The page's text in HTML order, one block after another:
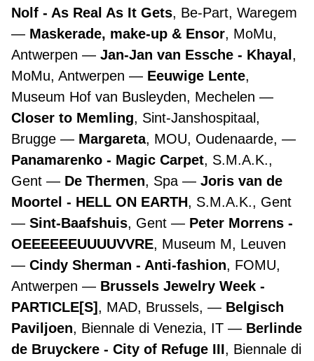
Nolf - As Real As It Gets, Be-Part, Waregem
Maskerade, make-up & Ensor, MoMu,
Antwerpen
Jan-Jan van Essche - Khayal ,
MoMu, Antwerpen
Eeuwige Lente,
Museum Hof van Busleyden, Mechelen
Closer to Memling, Sint-Janshospitaal,
Brugge
Margareta, MOU, Oudenaarde,
Panamarenko - Magic Carpet, S.M.A.K.,
Gent
De Thermen, Spa
Joris van de
Moortel - HELL ON EARTH, S.M.A.K., Gent
Sint-Baafshuis, Gent
Peter Morrens -
OEEEEEEUUUUVVRE, Museum M, Leuven
Cindy Sherman - Anti-fashion, FOMU,
Antwerpen
Brussels Jewelry Week -
PARTICLE[S] , MAD, Brussels,
Belgisch
Paviljoen, Biennale di Venezia, IT
Berlinde
de Bruyckere - City of Refuge III, Biennale di